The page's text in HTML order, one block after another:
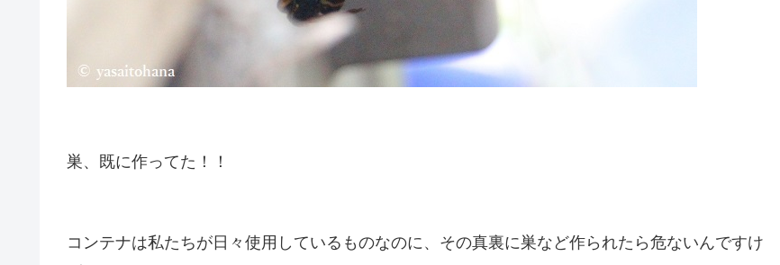
巣、既に作ってた！！
コンテナは私たちが日々使用しているものなのに、その真裏に巣など作られたら危ないんですけ